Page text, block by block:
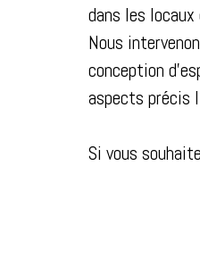
dans les
Nous
conception
aspects précis
Si vous